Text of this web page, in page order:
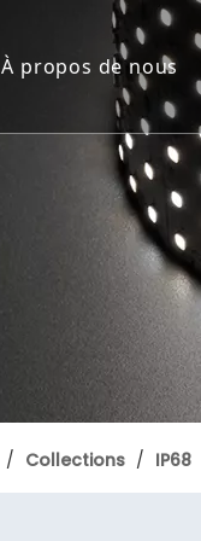
À propos de nous
RUBAN
/ Collections / IP68